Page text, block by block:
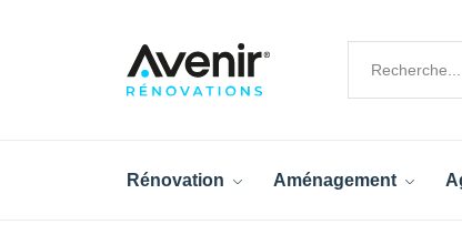
Rénovation Aménagement